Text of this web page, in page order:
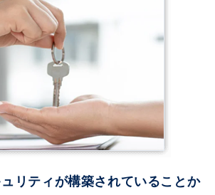
リティが構築されていることか